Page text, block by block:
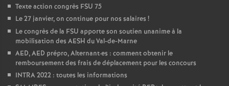
Texte action congrès FSU 75
Le 27 janvier, on continue pour nos salaires !
Le congrès de la FSU apporte son soutien unanime à la
mobilisation des AESH du Val-de-Marne
AED, AED prépro, Alternant·es : comment obtenir le
remboursement des frais de déplacement pour les concours
INTRA 2022 : toutes les informations